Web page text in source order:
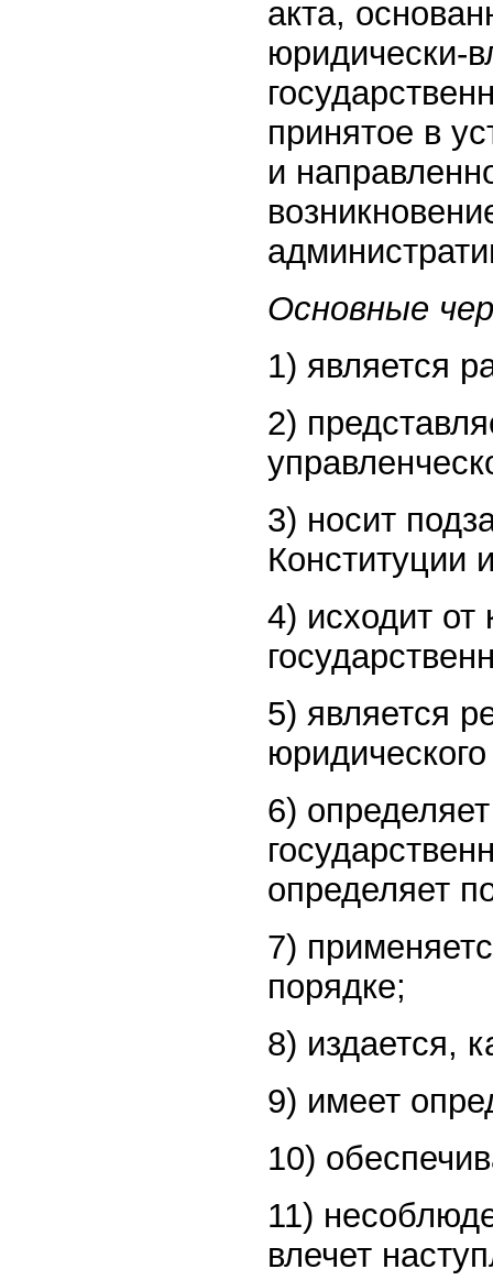
акта,
юридически-
принятое в
и
Основные
1) является
2)
3) носит
Конституции
4) исходит от
5) является
6)
определяет
7)
порядке;
8) издается,
9) имеет
10)
11)
влечет